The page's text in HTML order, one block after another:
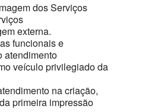
dos Serviços
externa.
funcionais e
atendimento
veículo privilegiado da
na criação,
primeira impressão